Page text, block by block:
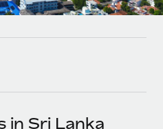
outil d’IA à Remote grâce à
les grandes entreprises
de la tech
in Sri Lanka